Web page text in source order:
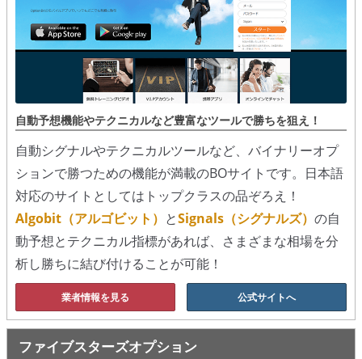
シグナルズ
詐欺・ステマなどBO裏話
ステマに注意！
２ちゃんまとめ風の詐欺サイト
自動予想機能やテクニカルなど豊富なツールで勝ちを狙え！
自動シグナルやテクニカルツールなど、バイナリーオプ
ションで勝つための機能が満載のBOサイトです。日本語
対応のサイトとしてはトップクラスの品ぞろえ！
Algobit（アルゴビット） とSignals（シグナルズ） の自
動予想とテクニカル指標があれば、さまざまな相場を分
析し勝ちに結び付けることが可能！
業者情報を見る 公式サイトへ
ファイブスターズオプション